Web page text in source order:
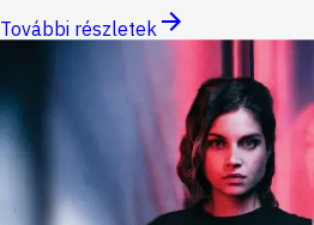
További részletek